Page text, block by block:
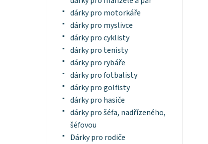
dárky pro motorkáře
dárky pro myslivce
dárky pro cyklisty
dárky pro tenisty
dárky pro rybáře
dárky pro fotbalisty
dárky pro golfisty
dárky pro hasiče
dárky pro šéfa, nadřízeného,
šéfovou
Dárky pro rodiče